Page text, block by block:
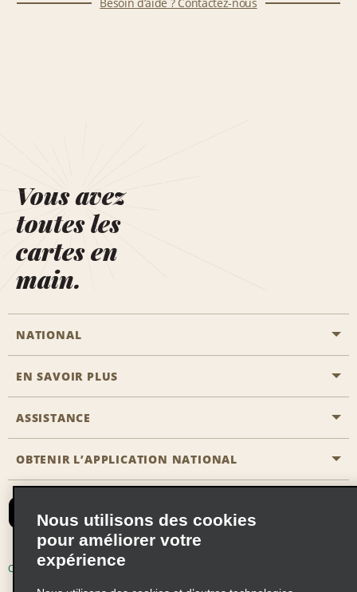
Vous avez
toutes les
cartes en
main.
NATIONAL
Passer une réservation
Solutions pour les professionnels
EN SAVOIR PLUS
Carrière
ASSISTANCE
Accessibilité
Nous contacter
Recevoir des offres par email
OBTENIR L’APPLICATION NATIONAL
Conditions d’utilisation
Nous utilisons des cookies
pour améliorer votre
expérience